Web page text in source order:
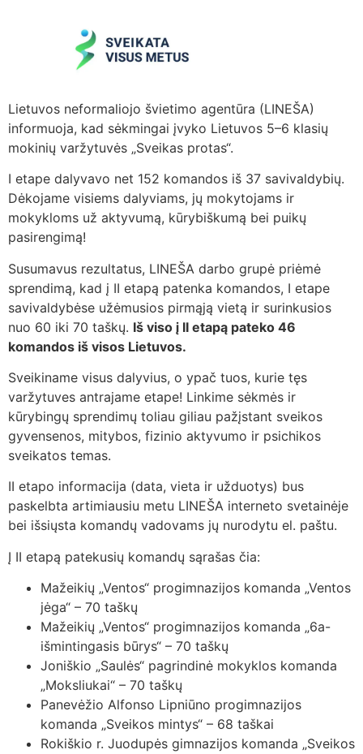
Lietuvos neformaliojo švietimo agentūra (LINEŠA)
informuoja, kad sėkmingai įvyko Lietuvos 5–6 klasių
mokinių varžytuvės „Sveikas protas“.
I etape dalyvavo net 152 komandos iš 37 savivaldybių.
Dėkojame visiems dalyviams, jų mokytojams ir
mokykloms už aktyvumą, kūrybiškumą bei puikų
pasirengimą!
Susumavus rezultatus, LINEŠA darbo grupė priėmė
sprendimą, kad į II etapą patenka komandos, I etape
savivaldybėse užėmusios pirmąją vietą ir surinkusios
nuo 60 iki 70 taškų. Iš viso į II etapą pateko 46
komandos iš visos Lietuvos.
Sveikiname visus dalyvius, o ypač tuos, kurie tęs
varžytuves antrajame etape! Linkime sėkmės ir
kūrybingų sprendimų toliau giliau pažįstant sveikos
gyvensenos, mitybos, fizinio aktyvumo ir psichikos
sveikatos temas.
II etapo informacija (data, vieta ir užduotys) bus
paskelbta artimiausiu metu LINEŠA interneto svetainėje
bei išsiųsta komandų vadovams jų nurodytu el. paštu.
Į II etapą patekusių komandų sąrašas čia:
Mažeikių „Ventos“ progimnazijos komanda „Ventos
jėga“ – 70 taškų
Mažeikių „Ventos“ progimnazijos komanda „6a-
išmintingasis būrys“ – 70 taškų
Joniškio „Saulės“ pagrindinė mokyklos komanda
„Moksliukai“ – 70 taškų
Panevėžio Alfonso Lipniūno progimnazijos
komanda „Sveikos mintys“ – 68 taškai
Rokiškio r. Juodupės gimnazijos komanda „Sveikos